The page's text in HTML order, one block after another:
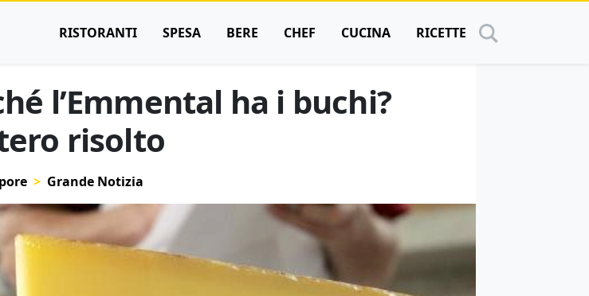
RISTORANTI SPESA BERE CHEF CUCINA RICETTE
l’Emmental ha i buchi?
risolto
Grande Notizia